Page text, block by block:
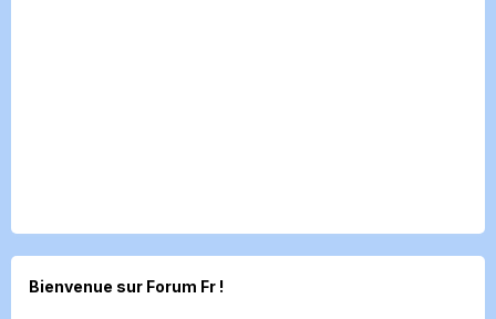
Bienvenue sur Forum Fr !